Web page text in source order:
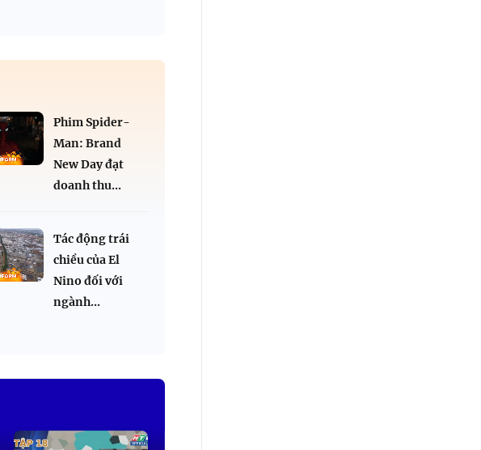
Phim Spider-
Man: Brand
New Day đạt
doanh thu...
Tác động trái
chiều của El
Nino đối với
ngành...